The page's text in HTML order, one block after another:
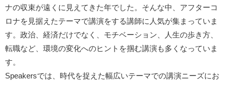
ナの収束が遠くに見えてきた年でした。そんな中、アフターコ
ロナを見据えたテーマで講演をする講師に人気が集まっていま
す。政治、経済だけでなく、モチベーション、人生の歩き方、
転職など、環境の変化へのヒントを掴む講演も多くなっていま
す。
Speakersでは、時代を捉えた幅広いテーマでの講演ニーズにお